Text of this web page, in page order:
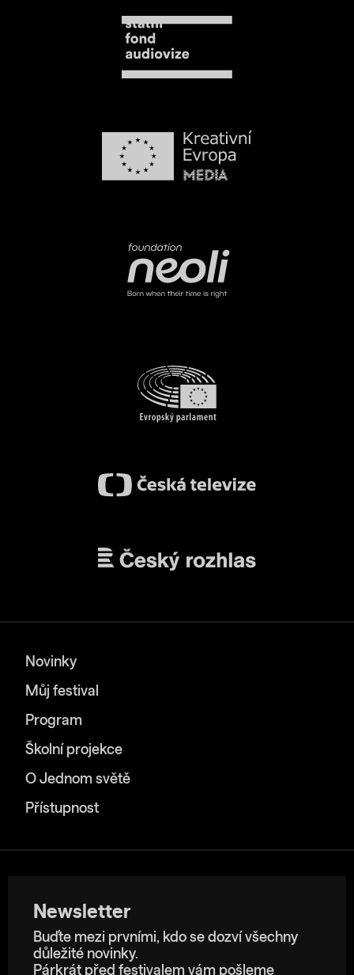
Novinky
Můj festival
Program
Školní projekce
O Jednom světě
Přístupnost
Newsletter
Buďte mezi prvními, kdo se dozví všechny
důležité novinky.
Párkrát před festivalem vám pošleme